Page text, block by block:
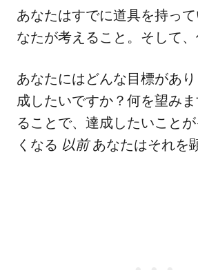
あなたはすでに道具を持っ
なたが考えること。そして、
あなたにはどんな目標があ
成したいですか？何を望み
ることで、達成したいこと
くなる 以前あなたはそれを